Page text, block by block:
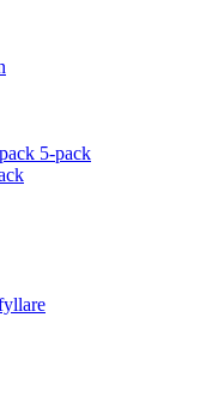
5-pack